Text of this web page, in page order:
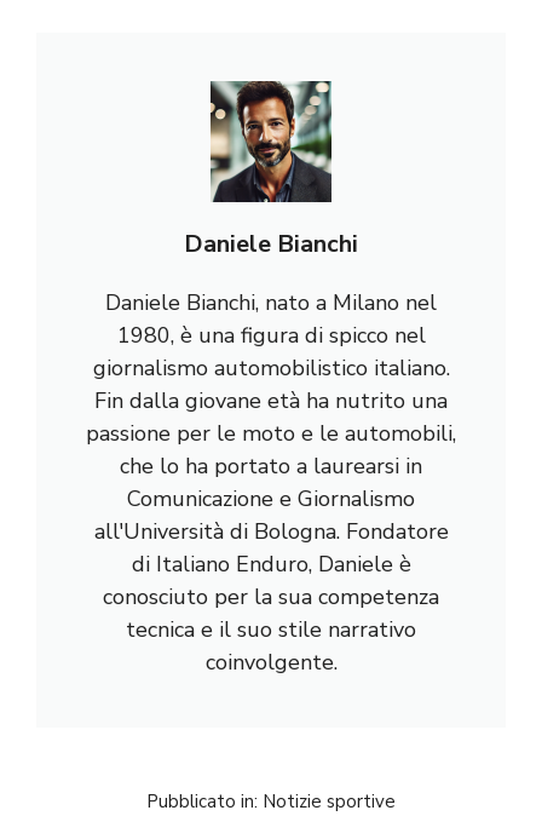
Daniele Bianchi
Daniele Bianchi, nato a Milano nel
1980, è una figura di spicco nel
giornalismo automobilistico italiano.
Fin dalla giovane età ha nutrito una
passione per le moto e le automobili,
che lo ha portato a laurearsi in
Comunicazione e Giornalismo
all'Università di Bologna. Fondatore
di Italiano Enduro, Daniele è
conosciuto per la sua competenza
tecnica e il suo stile narrativo
coinvolgente.
Pubblicato in: Notizie sportive